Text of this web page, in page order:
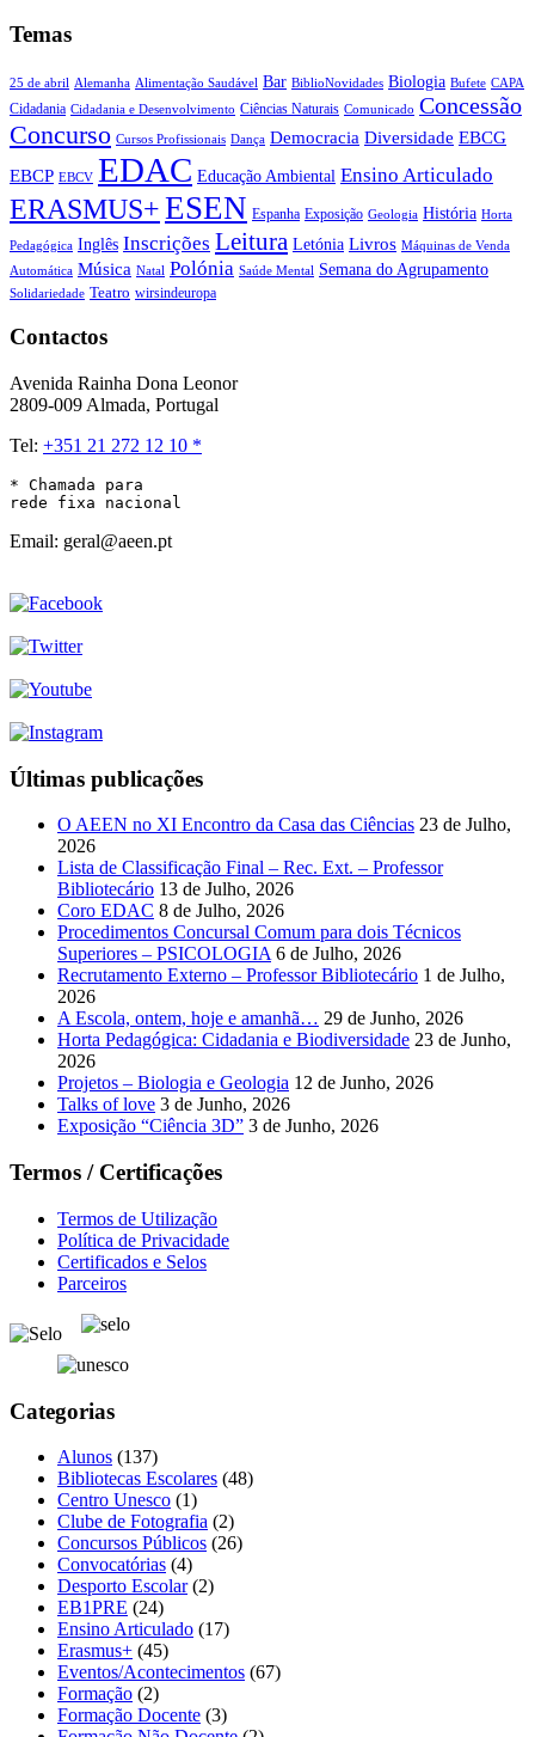
Temas
25 de abril Alemanha Alimentação Saudável Bar BiblioNovidades Biologia Bufete CAPA
Cidadania Cidadania e Desenvolvimento Ciências Naturais Comunicado Concessão
Concurso Cursos Profissionais Dança Democracia Diversidade EBCG
EBCP EBCV EDAC Educação Ambiental Ensino Articulado
ERASMUS+ESEN Espanha Exposição Geologia História Horta
Pedagógica Inglês Inscrições Leitura Letónia Livros Máquinas de Venda
Automática Música Natal Polónia Saúde Mental Semana do Agrupamento
Solidariedade Teatro wirsindeuropa
Contactos
Avenida Rainha Dona Leonor
2809-009 Almada, Portugal
Tel: +351 21 272 12 10 *
* Chamada para
rede fixa nacional
Email: geral@aeen.pt
Últimas publicações
O AEEN no XI Encontro da Casa das Ciências 23 de Julho,
2026
Lista de Classificação Final – Rec. Ext. – Professor
Bibliotecário 13 de Julho, 2026
Coro EDAC 8 de Julho, 2026
Procedimentos Concursal Comum para dois Técnicos
Superiores – PSICOLOGIA 6 de Julho, 2026
Recrutamento Externo – Professor Bibliotecário 1 de Julho,
2026
A Escola, ontem, hoje e amanhã… 29 de Junho, 2026
Horta Pedagógica: Cidadania e Biodiversidade 23 de Junho,
2026
Projetos – Biologia e Geologia 12 de Junho, 2026
Talks of love 3 de Junho, 2026
Exposição “Ciência 3D” 3 de Junho, 2026
Termos / Certificações
Termos de Utilização
Política de Privacidade
Certificados e Selos
Parceiros
Categorias
Alunos (137)
Bibliotecas Escolares (48)
Centro Unesco (1)
Clube de Fotografia (2)
Concursos Públicos (26)
Convocatórias (4)
Desporto Escolar(2)
EB1PRE (24)
Ensino Articulado (17)
Erasmus+ (45)
Eventos/Acontecimentos (67)
Formação (2)
Formação Docente (3)